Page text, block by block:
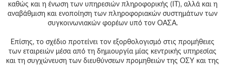
καθώς και η ένωση των υπηρεσιών πληροφορικής (ΙΤ), αλλά και η
αναβάθμιση και ενοποίηση των πληροφοριακών συστημάτων των
συγκοινωνιακών φορέων υπό τον ΟΑΣΑ.
Επίσης, το σχέδιο προτείνει τον εξορθολογισμό στις προμήθειες
των εταιρειών μέσα από τη δημιουργία μίας κεντρικής υπηρεσίας
και τη συγχώνευση των διευθύνσεων προμηθειών της ΟΣΥ και της